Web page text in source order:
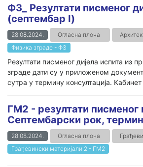
ФЗ_ Резултати писменог
(септембар I)
28.08.2024. Огласна плоча
Физика зграде - ФЗ
Резултати писменог дијела испита из
зграде дати су у приложеном
сутра у термину консултација.
ГМ2 - резултати писменог
Септембарски рок,
28.08.2024. Огласна плоча
Грађевински материјали 2 - ГМ2